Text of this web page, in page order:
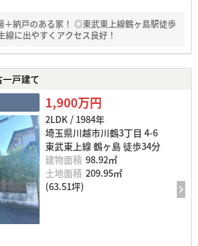
納戸のある家！ ◎東武東上線鶴ヶ島駅徒歩
に出やすくアクセス良好！
戸建て
1,900万円
2LDK / 1984年
埼玉県川越市川鶴3丁目 4-6
東武東上線 鶴ヶ島 徒歩34分
建物面積 98.92㎡
土地面積 209.95㎡
(63.51坪)